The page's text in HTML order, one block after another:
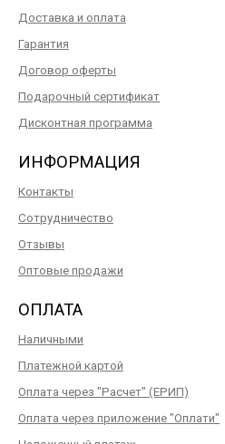
Доставка и оплата
Гарантия
Договор оферты
Подарочный сертификат
Дисконтная программа
ИНФОРМАЦИЯ
Контакты
Сотрудничество
Отзывы
Оптовые продажи
ОПЛАТА
Наличными
Платежной картой
Оплата через "Расчет" (ЕРИП)
Оплата через приложение "Оплати"